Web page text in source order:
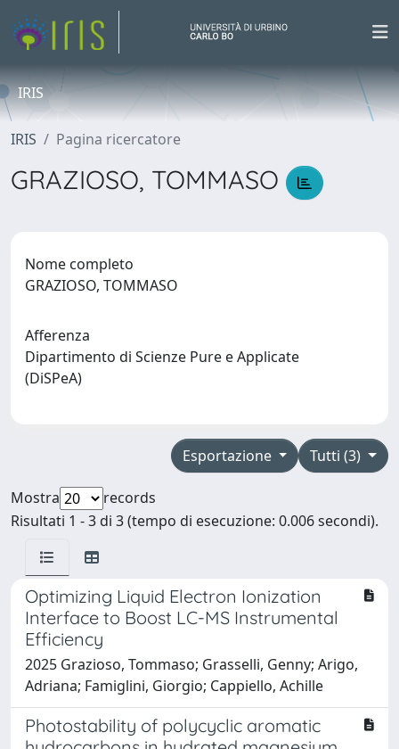
IRIS
IRIS Pagina ricercatore
GRAZIOSO, TOMMASO
Nome completo
GRAZIOSO, TOMMASO
Afferenza
Dipartimento di Scienze Pure e Applicate
(DiSPeA)
Tutti (3)
Esportazione
Mostra
records
Risultati 1 - 3 di 3 (tempo di esecuzione: 0.006 secondi).
Optimizing Liquid Electron Ionization
Interface to Boost LC-MS Instrumental
Efficiency
2025 Grazioso, Tommaso; Grasselli, Genny; Arigo,
Adriana; Famiglini, Giorgio; Cappiello, Achille
Photostability of polycyclic aromatic